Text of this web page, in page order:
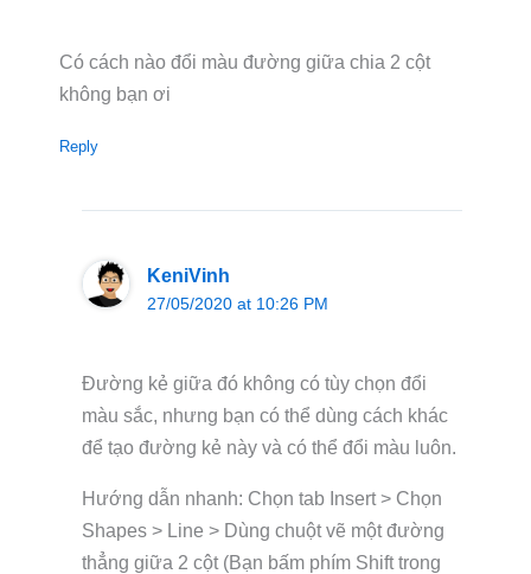
Có cách nào đổi màu đường giữa chia 2 cột
không bạn ơi
Reply
KeniVinh
27/05/2020 at 10:26 PM
Đường kẻ giữa đó không có tùy chọn đổi
màu sắc, nhưng bạn có thể dùng cách khác
để tạo đường kẻ này và có thể đổi màu luôn.
Hướng dẫn nhanh: Chọn tab Insert > Chọn
Shapes > Line > Dùng chuột vẽ một đường
thẳng giữa 2 cột (Bạn bấm phím Shift trong